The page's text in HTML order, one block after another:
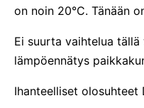
on noin 20°C. Tänään
Ei suurta vaihtelua
lämpöennätys
Ihanteelliset